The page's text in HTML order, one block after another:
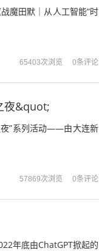
魔田默｜从人工智能“时
65403次浏览 0条评论
夜&quot;
夜”系列活动——由大连新
57869次浏览 0条评论
年底由ChatGPT掀起的